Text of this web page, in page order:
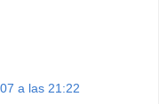
a las 21:22